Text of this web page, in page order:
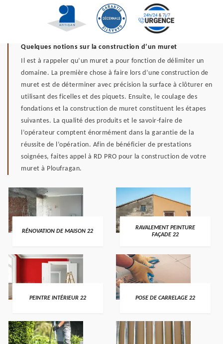
Quelques notions sur la construction d’un muret
Il est à rappeler qu’un muret a pour fonction de délimiter un
domaine. La première chose à faire lors d’une construction de
muret est de déterminer avec précision la surface à clôturer en
utilisant des ficelles et des piquets. Ensuite, le coulage des
fondations et la construction de muret constituent les étapes
suivantes. La qualité des produits et le savoir-faire de
l’opérateur comptent énormément dans la garantie de la
réussite de l’opération. Afin de bénéficier de prestations
soignées, faites appel à RD PRO pour la construction de votre
muret à Ploufragan.
RÉNOVATION DE MAISON 22
RAVALEMENT PEINTURE
FAÇADE 22
PEINTRE INTÉRIEUR 22 POSE DE CARRELAGE 22